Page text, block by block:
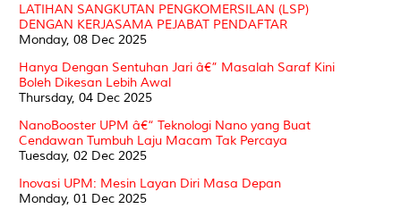
LATIHAN SANGKUTAN PENGKOMERSILAN (LSP)
DENGAN KERJASAMA PEJABAT PENDAFTAR
Monday, 08 Dec 2025
Hanya Dengan Sentuhan Jari â€” Masalah Saraf Kini
Boleh Dikesan Lebih Awal
Thursday, 04 Dec 2025
NanoBooster UPM â€“ Teknologi Nano yang Buat
Cendawan Tumbuh Laju Macam Tak Percaya
Tuesday, 02 Dec 2025
Inovasi UPM: Mesin Layan Diri Masa Depan
Monday, 01 Dec 2025